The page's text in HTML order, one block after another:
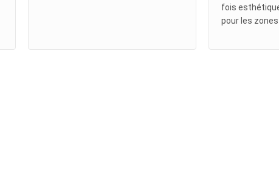
fois
pour les